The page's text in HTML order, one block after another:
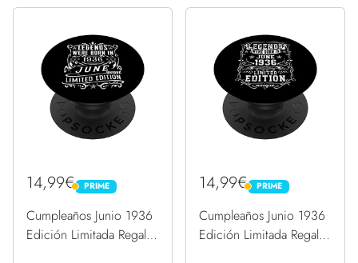
14,99€ PRIME
PRIME
Cumpleaños Junio 1936
Edición Limitada Regalo
14,99€ PRIME
PRIME
Cumpleaños Junio 1936
Edición Limitada Regalo